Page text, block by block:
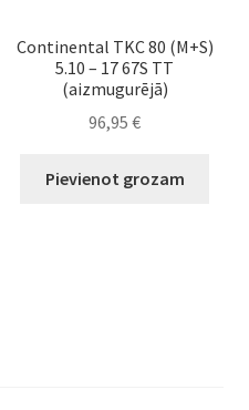
Continental TKC 80 (M+S)
5.10 – 17 67S TT
(aizmugurējā)
96,95€
Pievienot grozam